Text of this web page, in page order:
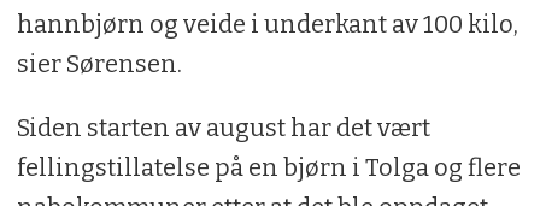
hannbjørn og veide i underkant av 100 kilo,
sier Sørensen.
Siden starten av august har det vært
fellingstillatelse på en bjørn i Tolga og flere